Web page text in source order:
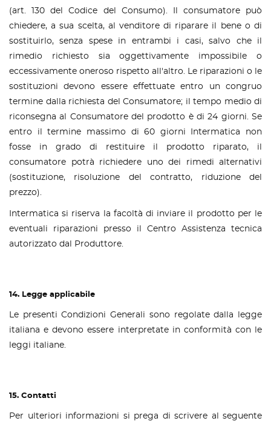
(art. 130 del Codice del Consumo). Il consumatore può
chiedere, a sua scelta, al venditore di riparare il bene o di
sostituirlo, senza spese in entrambi i casi, salvo che il
rimedio richiesto sia oggettivamente impossibile o
eccessivamente oneroso rispetto all'altro. Le riparazioni o le
sostituzioni devono essere effettuate entro un congruo
termine dalla richiesta del Consumatore; il tempo medio di
riconsegna al Consumatore del prodotto è di 24 giorni. Se
entro il termine massimo di 60 giorni Intermatica non
fosse in grado di restituire il prodotto riparato, il
consumatore potrà richiedere uno dei rimedi alternativi
(sostituzione, risoluzione del contratto, riduzione del
prezzo).
Intermatica si riserva la facoltà di inviare il prodotto per le
eventuali riparazioni presso il Centro Assistenza tecnica
autorizzato dal Produttore.
14. Legge applicabile
Le presenti Condizioni Generali sono regolate dalla legge
italiana e devono essere interpretate in conformità con le
leggi italiane.
15. Contatti
Per ulteriori informazioni si prega di scrivere al seguente